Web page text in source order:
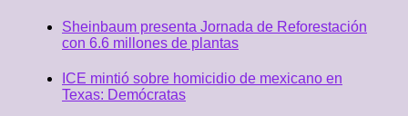
Sheinbaum presenta Jornada de Reforestación
con 6.6 millones de plantas
ICE mintió sobre homicidio de mexicano en
Texas: Demócratas